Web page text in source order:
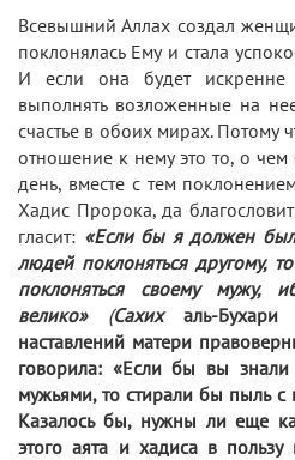
Всевышний Аллах создал
поклонялась Ему и стала
И если она будет
выполнять возложенные на
счастье в обоих мирах. Потому
отношение к нему это то, о
день, вместе с тем
Хадис Пророка, да
гласит: «Если бы я должен был
людей поклоняться другому,
поклоняться своему
велико»
(Сахих
аль-
наставлений матери
говорила: «Если бы вы знали
мужьями, то стирали бы пыль
Казалось бы, нужны ли еще
этого аята и хадиса в